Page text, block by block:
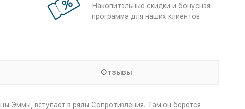
Накопительные скидки и бонусная
программа для наших клиентов
Отзывы
Эммы, вступает в ряды Сопротивления. Там он берется